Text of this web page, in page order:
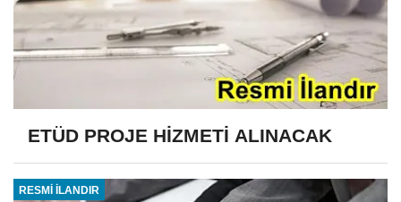
ETÜD PROJE HİZMETİ ALINACAK
RESMİ İLANDIR